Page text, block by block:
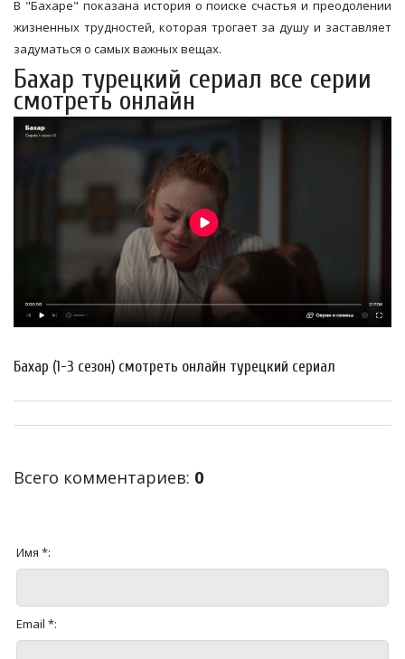
В "Бахаре" показана история о поиске счастья и преодолении
жизненных трудностей, которая трогает за душу и заставляет
задуматься о самых важных вещах.
Бахар турецкий сериал все серии
смотреть онлайн
Бахар (1-3 сезон) смотреть онлайн турецкий сериал
Всего комментариев: 0
Имя *:
Email *: